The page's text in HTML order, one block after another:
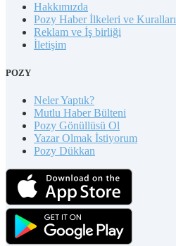
Hakkımızda
Pozy Haber İlkeleri ve Kuralları
Reklam ve İş birliği
İletişim
POZY
Neler Yaptık?
Mutlu Haber Bülteni
Pozy Gönüllüsü Ol
Yazar Olmak İstiyorum
Pozy Dükkan